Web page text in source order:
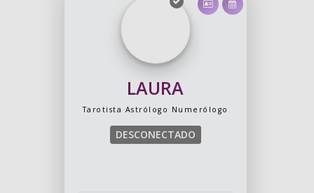
LAURA
Tarotista Astrólogo Numerólogo
DESCONECTADO